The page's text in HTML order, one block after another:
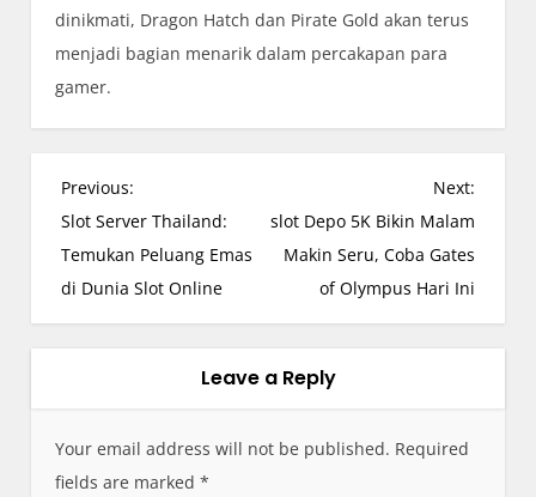
dinikmati, Dragon Hatch dan Pirate Gold akan terus
menjadi bagian menarik dalam percakapan para
gamer.
P
o
s
t
n
g
a
Previous:
Slot Server Thailand:
Temukan Peluang Emas
di Dunia Slot Online
Next:
slot Depo 5K Bikin Malam
Makin Seru, Coba Gates
of Olympus Hari Ini
Leave a Reply
Your email address will not be published. Required
fields are marked*